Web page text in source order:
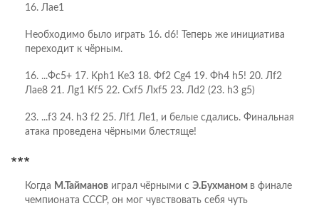
16. Лae1
Необходимо было играть 16. d6! Теперь же инициатива
переходит к чёрным.
16. ...Фc5+ 17. Kрh1 Кe3 18. Фf2 Сg4 19. Фh4 h5! 20. Лf2
Лae8 21. Лg1 Кf5 22. Сxf5 Лxf5 23. Лd2 (23. h3 g5)
23. ...f3 24. h3 f2 25. Лf1 Лe1, и белые сдались. Финальная
атака проведена чёрными блестяще!
***
Когда М.Тайманов играл чёрными с Э.Бухманом в финале
чемпионата СССР, он мог чувствовать себя чуть